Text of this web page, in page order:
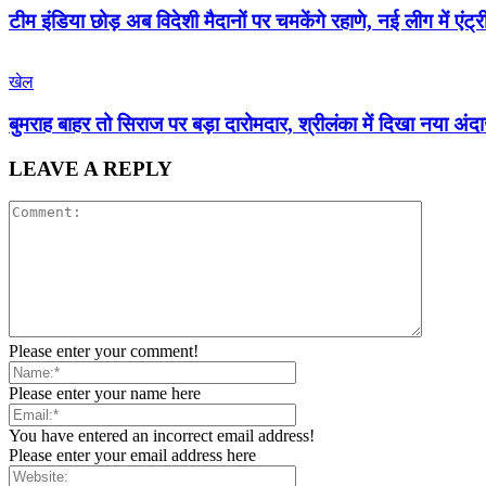
टीम इंडिया छोड़ अब विदेशी मैदानों पर चमकेंगे रहाणे, नई लीग में
खेल
बुमराह बाहर तो सिराज पर बड़ा दारोमदार, श्रीलंका में दिखा नया
LEAVE A REPLY
Please enter your comment!
Please enter your name here
You have entered an incorrect email address!
Please enter your email address here